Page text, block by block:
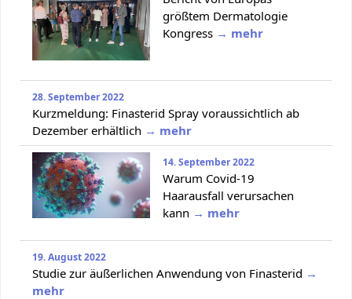
größtem Dermatologie
Kongress → mehr
28. September 2022
Kurzmeldung: Finasterid Spray voraussichtlich ab
Dezember erhältlich → mehr
14. September 2022
Warum Covid-19
Haarausfall verursachen
kann → mehr
19. August 2022
Studie zur äußerlichen Anwendung von Finasterid →
mehr